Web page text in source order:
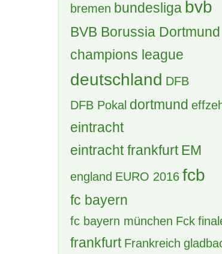
bremen bundesliga bvb
BVB Borussia Dortmund
champions league
deutschland DFB
DFB Pokal dortmund
eintracht
eintracht frankfurt EM
england EURO 2016 fcb
fc bayern
fc bayern münchen Fck
frankfurt Frankreich